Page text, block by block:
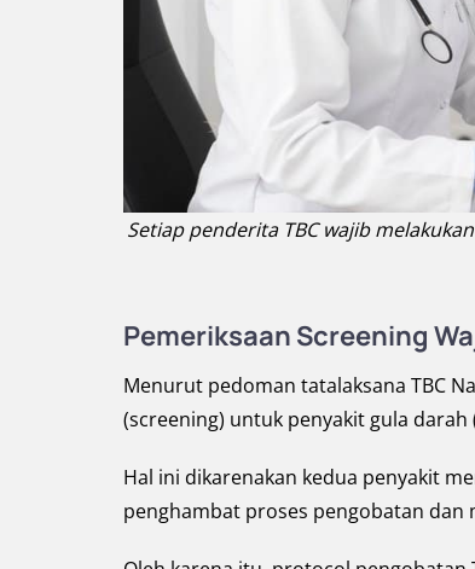
Setiap penderita TBC wajib
Pemeriksaan Screening
Menurut pedoman tatalaksana TBC
(screening) untuk penyakit gula
Hal ini dikarenakan kedua penyakit
penghambat proses pengobatan dan